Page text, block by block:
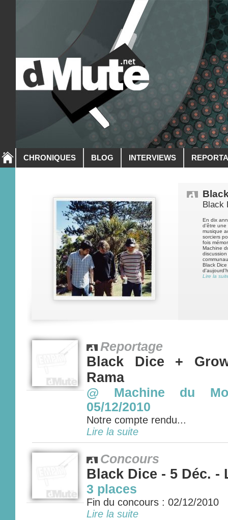
CHRONIQUES BLOG INTERVIEWS
Black
En dix
d'être une
musique
sorciers
fois
Machine
Black
Lire la
Reportage
Black Dice +
Rama
@ Machine du
05/12/2010
Notre compte rendu...
Lire la suite
Concours
Black Dice - 5 Déc. -
3 places
Fin du concours : 02/12/2010
Lire la suite